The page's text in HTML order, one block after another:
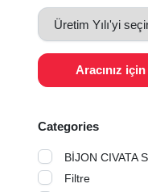
Aracınız
Categories
BİJON CIVATA
Filtre